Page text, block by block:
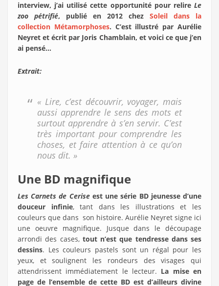
interview, j’ai utilisé cette opportunité pour relire Le
zoo pétrifié, publié en 2012 chez Soleil dans la
collection Métamorphoses. C’est illustré par Aurélie
Neyret et écrit par Joris Chamblain, et voici ce que j’en
ai pensé…
Extrait:
« Lire, c’est découvrir, voyager, mais
aussi apprendre le sens des mots et
surtout apprendre à s’en servir. C’est
très important pour comprendre les
choses, et faire attention à ce qu’on
nous dit. »
Une BD magnifique
Les Carnets de Ceriseest une série BD jeunesse d’une
douceur infinie, tant dans les illustrations et les
couleurs que dans son histoire. Aurélie Neyret signe ici
une oeuvre magnifique. Jusque dans le découpage
arrondi des cases, tout n’est que tendresse dans ses
dessins. Les couleurs pastels sont un régal pour les
yeux, et soulignent les rondeurs des visages qui
attendrissent immédiatement le lecteur. La mise en
page de l’ensemble de cette BD est d’ailleurs divine